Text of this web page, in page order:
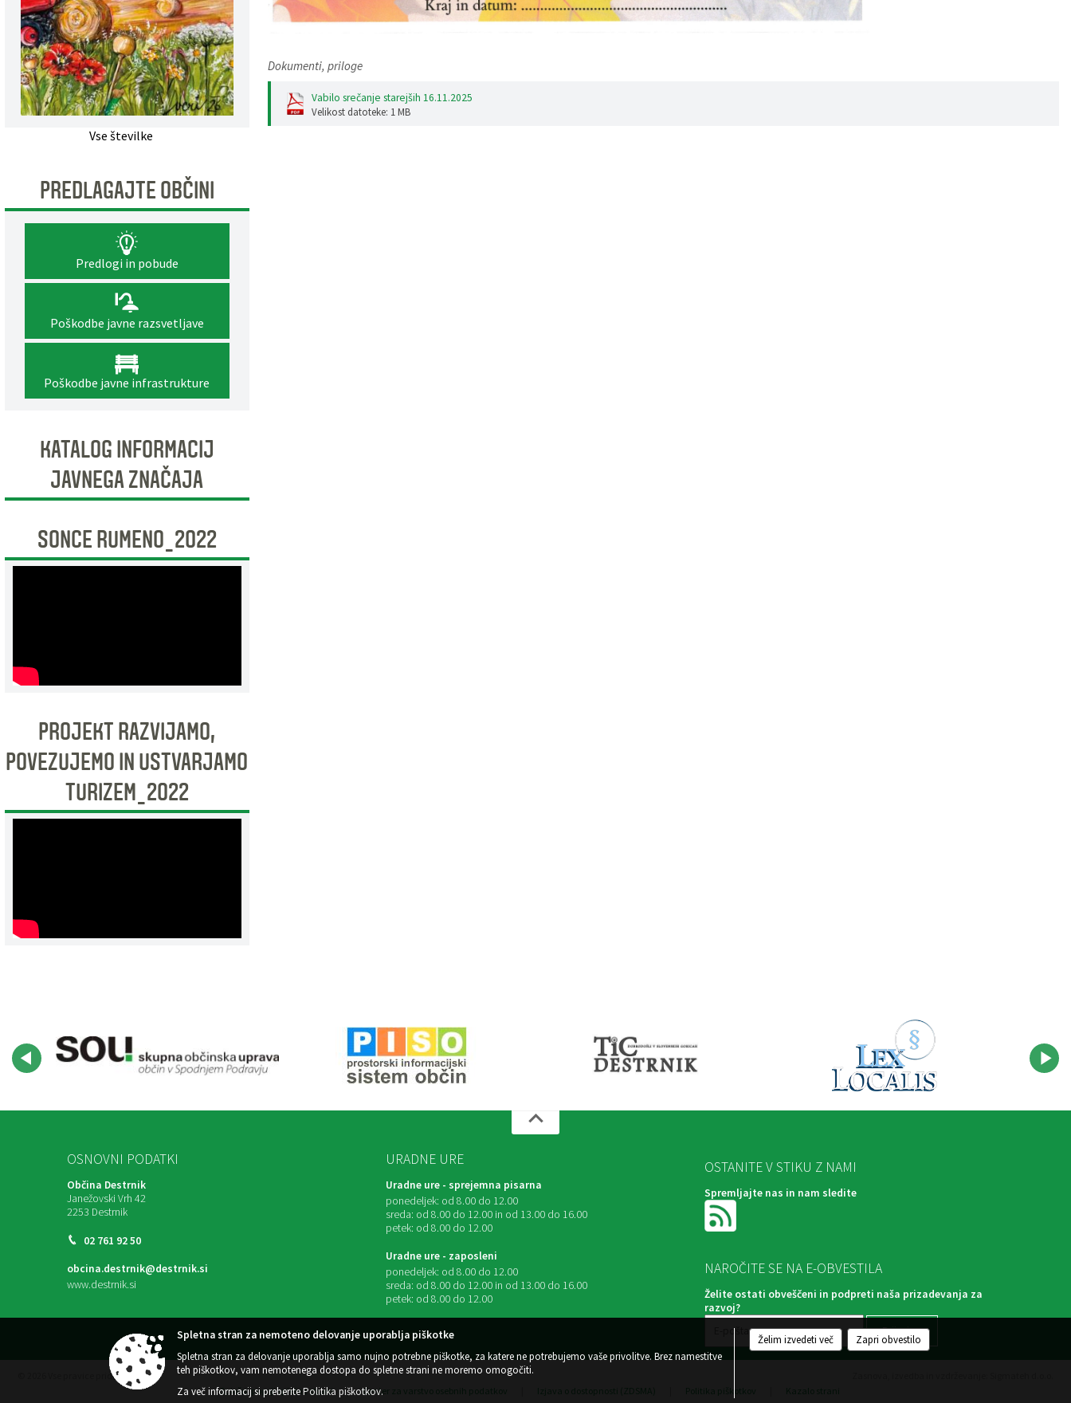
Dokumenti, priloge
Vabilo srečanje starejših 16.11.2025
Velikost datoteke: 1 MB
Vse številke
PREDLAGAJTE OBČINI
Predlogi in pobude
Poškodbe javne razsvetljave
Poškodbe javne infrastrukture
KATALOG INFORMACIJ
JAVNEGA ZNAČAJA
SONCE RUMENO_2022
PROJEKT RAZVIJAMO,
POVEZUJEMO IN USTVARJAMO
TURIZEM_2022
OSNOVNI PODATKI
Občina Destrnik
Janežovski Vrh 42
2253 Destrnik
02 761 92 50
obcina.destrnik@destrnik.si
www.destrnik.si
URADNE URE
Uradne ure - sprejemna pisarna
ponedeljek: od 8.00 do 12.00
sreda: od 8.00 do 12.00 in od 13.00 do 16.00
petek: od 8.00 do 12.00
Uradne ure - zaposleni
ponedeljek: od 8.00 do 12.00
sreda: od 8.00 do 12.00 in od 13.00 do 16.00
petek: od 8.00 do 12.00
OSTANITE V STIKU Z NAMI
Spremljajte nas in nam sledite
NAROČITE SE NA E-OBVESTILA
Želite ostati obveščeni in podpreti naša prizadevanja za
razvoj?
© 2026 Vse pravice pridržane
Splošni pogoji spletne strani
| Center za varstvo osebnih podatkov
Spletna stran za nemoteno delovanje uporablja piškotke
Spletna stran za delovanje uporablja samo nujno potrebne piškotke, za katere ne potrebujemo vaše privolitve. Brez namestitve
teh piškotkov, vam nemotenega dostopa do spletne strani ne moremo omogočiti.
Za več informacij si preberitePolitika piškotkov.
Želim izvedeti več Zapri obvestilo